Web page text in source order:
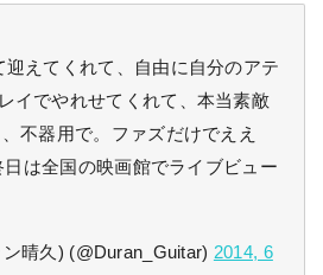
迎えてくれて、自由に自分のアテ
イでやれせてくれて、本当素敵
不器用で。ファズだけでええ
日は全国の映画館でライブビュー
晴久) (@Duran_Guitar) 2014, 6